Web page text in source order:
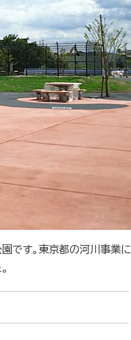
です。東京都の河川事業に